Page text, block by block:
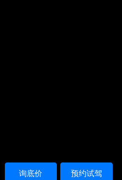
预约试驾
询底价